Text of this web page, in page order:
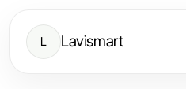
L Lavismart